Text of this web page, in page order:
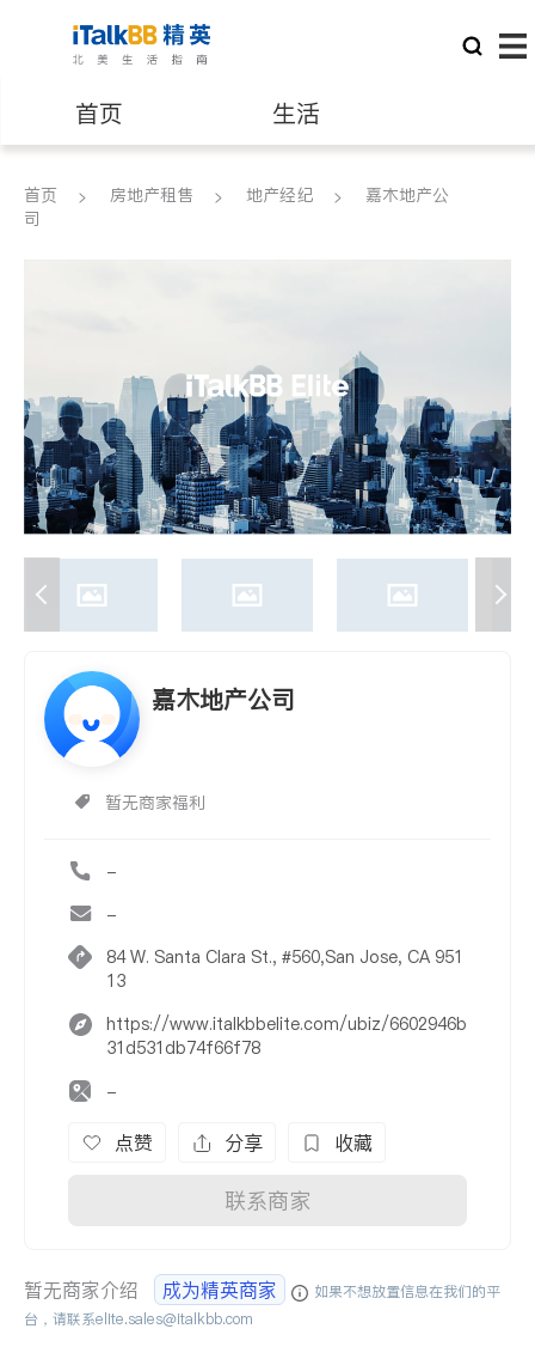
首页 生活
医生 律师
养老 非盈利组织
首页 房地产租售 地产经纪
嘉木地产公
司
嘉木地产公司
暂无商家福利
-
-
84 W. Santa Clara St., #560,San Jose, CA 951
13
https://www.italkbbelite.com/ubiz/6602946b
31d531db74f66f78
-
点赞 分享 收藏
联系商家
暂无商家介绍 成为精英商家
如果不想放置信息在我们的平
台，请联系elite.sales@italkbb.com